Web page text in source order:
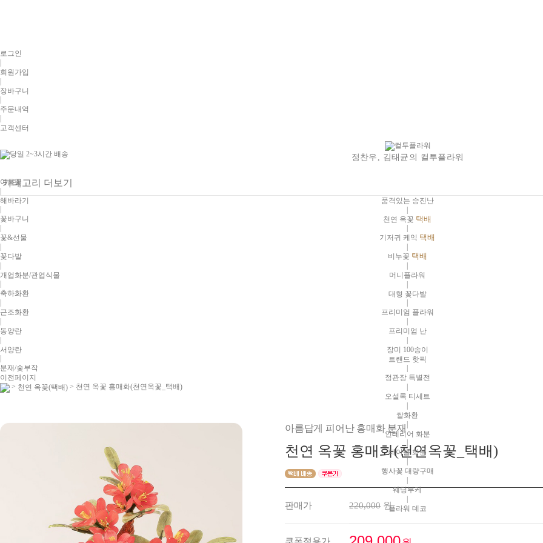
로그인
|
회원가입
|
장바구니
주문내역
고객센터
정찬우, 김태균의 컬투플라워
카테고리 더보기
품격있는 승진난
|
천연 옥꽃 택배
기저귀 케익 택배
비누꽃 택배
|
머니플라워
|
대형 꽃다발
프리미엄 플라워
프리미엄 난
|
장미 100송이
트랜드 핫픽
정관장 특별전
오설록 티세트
|
쌀화환
|
인테리어 화분
테이블 화분
행사꽃 대량구매
|
웨딩부케
|
플라워 데코
여름꽃
|
해바라기
꽃바구니
꽃&선물
|
꽃다발
|
개업화분/관엽식물
축하화환
근조화환
|
동양란
|
서양란
분재/숯부작
이전페이지
> 천연 옥꽃(택배) > 천연 옥꽃 홍매화(천연옥꽃_택배)
아름답게 피어난 홍매화 분재
천연 옥꽃 홍매화(천연옥꽃_택배)
판매가 220,000 원
쿠폰적용가